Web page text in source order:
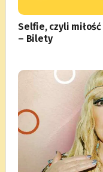
Selfie, czyli
– Bilety